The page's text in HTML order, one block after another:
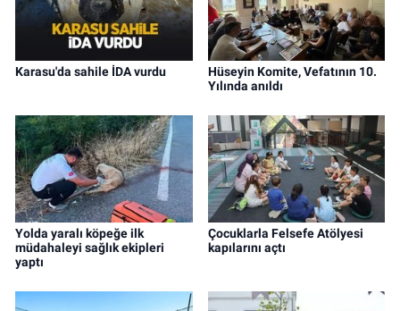
Karasu'da sahile İDA vurdu
Hüseyin Komite, Vefatının 10.
Yılında anıldı
Yolda yaralı köpeğe ilk
müdahaleyi sağlık ekipleri
yaptı
Çocuklarla Felsefe Atölyesi
kapılarını açtı